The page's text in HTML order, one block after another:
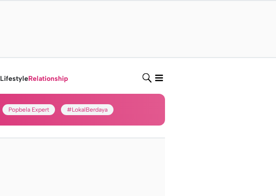
LifestyleRelationship
Popbela Expert #LokalBerdaya